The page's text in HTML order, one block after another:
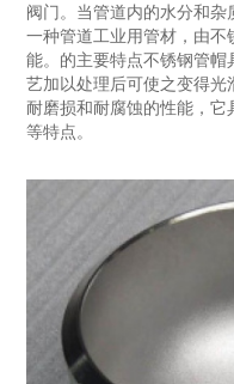
阀门。当管道内的水分和
一种管道工业用管材，由不
能。的主要特点不锈钢管帽
艺加以处理后可使之变得光
耐磨损和耐腐蚀的性能，
等特点。